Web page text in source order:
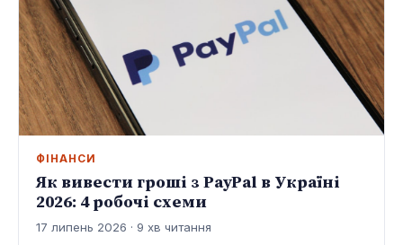
ФІНАНСИ
Як вивести гроші з PayPal в Україні
2026: 4 робочі схеми
17 липень 2026 · 9 хв читання